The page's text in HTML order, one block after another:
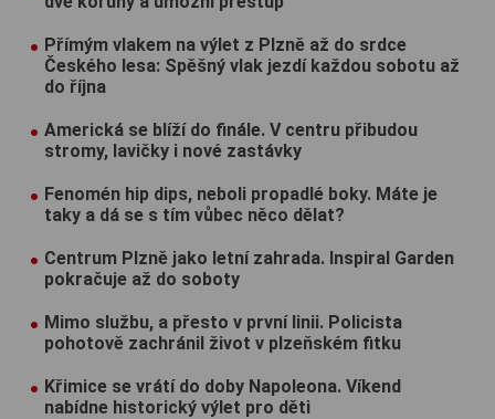
Přímým vlakem na výlet z Plzně až do srdce
Českého lesa: Spěšný vlak jezdí každou sobotu až
do října
Americká se blíží do finále. V centru přibudou
stromy, lavičky i nové zastávky
Fenomén hip dips, neboli propadlé boky. Máte je
taky a dá se s tím vůbec něco dělat?
Centrum Plzně jako letní zahrada. Inspiral Garden
pokračuje až do soboty
Mimo službu, a přesto v první linii. Policista
pohotově zachránil život v plzeňském fitku
Křimice se vrátí do doby Napoleona. Víkend
nabídne historický výlet pro děti